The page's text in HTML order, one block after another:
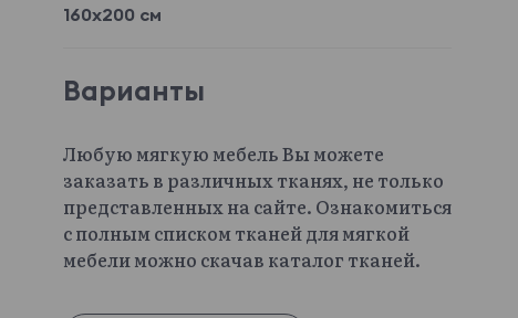
160x200 см
Варианты
Любую мягкую мебель Вы можете
заказать в различных тканях, не только
представленных на сайте. Ознакомиться
с полным списком тканей для мягкой
мебели можно скачав каталог тканей.